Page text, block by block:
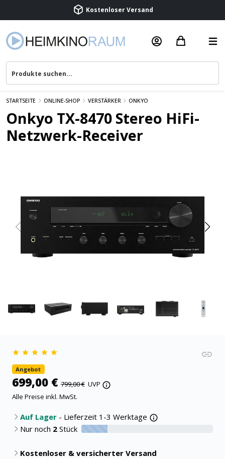
Beratung & Service
STARTSEITE ONLINE-SHOP VERSTÄRKER ONKYO
Onkyo TX-8470 Stereo HiFi-
Netzwerk-Receiver
Angebot
699,00 € 799,00 € UVP
Alle Preise inkl. MwSt.
Auf Lager - Lieferzeit 1-3 Werktage
Nur noch 2 Stück 20% verfügbar
Kostenloser & versicherter Versand